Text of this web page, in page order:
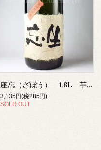
座忘（ざぼう） 1.8L 芋焼酎 さつま無双 薩摩 鹿児島
3,135円(税285円)
SOLD OUT